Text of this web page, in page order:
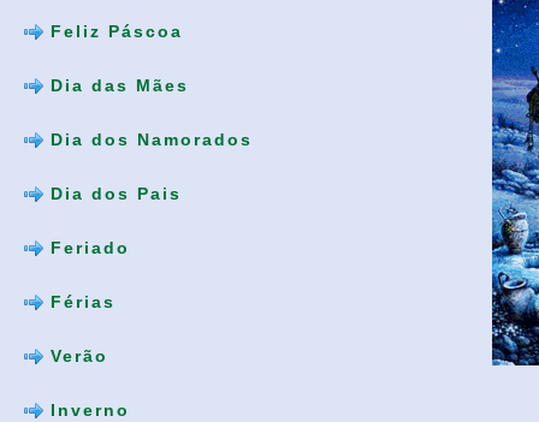
Feliz Páscoa
Dia das Mães
Dia dos Namorados
Dia dos Pais
Feriado
Férias
Verão
Inverno